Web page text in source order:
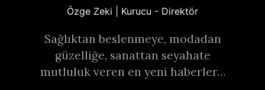
Özge Zeki | Kurucu - Direktör
Sağlıktan beslenmeye, modadan
güzelliğe, sanattan seyahate
mutluluk veren en yeni haberler…